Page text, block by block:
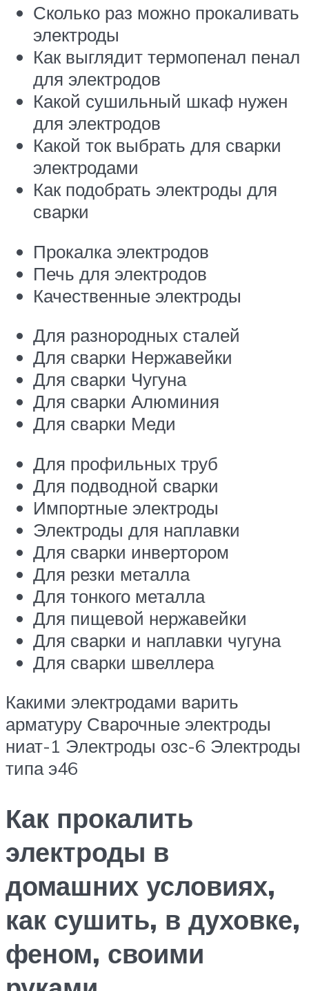
Сколько раз можно прокаливать
электроды
Как выглядит термопенал пенал
для электродов
Какой сушильный шкаф нужен
для электродов
Какой ток выбрать для сварки
электродами
Как подобрать электроды для
сварки
Прокалка электродов
Печь для электродов
Качественные электроды
Для разнородных сталей
Для сварки Нержавейки
Для сварки Чугуна
Для сварки Алюминия
Для сварки Меди
Для профильных труб
Для подводной сварки
Импортные электроды
Электроды для наплавки
Для сварки инвертором
Для резки металла
Для тонкого металла
Для пищевой нержавейки
Для сварки и наплавки чугуна
Для сварки швеллера
Какими электродами варить
арматуру Сварочные электроды
ниат-1 Электроды озс-6 Электроды
типа э46
Как прокалить
электроды в
домашних условиях,
как сушить, в духовке,
феном, своими